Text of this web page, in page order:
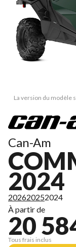
La version du modèle
Can-Am
2024
202620252024
À partir de
20
Tous frais inclus